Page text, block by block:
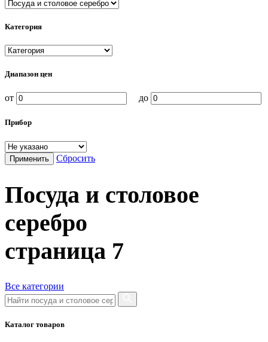
Категория
Диапазон цен
от до
Прибор
Применить Сбросить
Посуда и столовое
серебро
страница 7
Все категории
Каталог товаров